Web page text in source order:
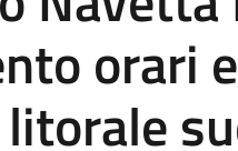
orari e